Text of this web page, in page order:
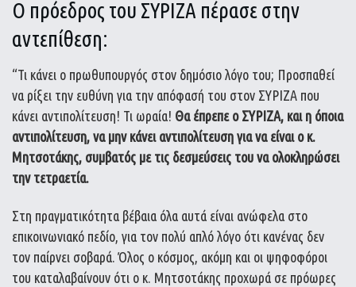
Ο πρόεδρος του ΣΥΡΙΖΑ πέρασε στην
αντεπίθεση:
“Τι κάνει ο πρωθυπουργός στον δημόσιο λόγο του; Προσπαθεί
να ρίξει την ευθύνη για την απόφασή του στον ΣΥΡΙΖΑ που
κάνει αντιπολίτευση! Τι ωραία! Θα έπρεπε ο ΣΥΡΙΖΑ, και η όποια
αντιπολίτευση, να μην κάνει αντιπολίτευση για να είναι ο κ.
Μητσοτάκης, συμβατός με τις δεσμεύσεις του να ολοκληρώσει
την τετραετία.
Στη πραγματικότητα βέβαια όλα αυτά είναι ανώφελα στο
επικοινωνιακό πεδίο, για τον πολύ απλό λόγο ότι κανένας δεν
τον παίρνει σοβαρά. Όλος ο κόσμος, ακόμη και οι ψηφοφόροι
του καταλαβαίνουν ότι ο κ. Μητσοτάκης προχωρά σε πρόωρες